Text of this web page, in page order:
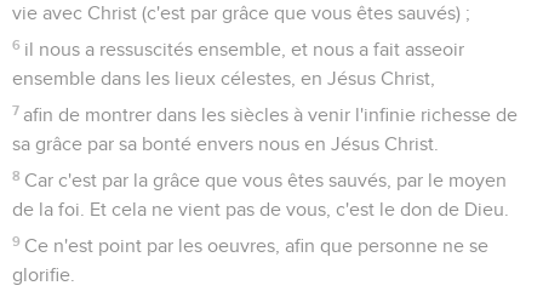
vie avec Christ (c'est par grâce que vous êtes sauvés) ;
6 il nous a ressuscités ensemble, et nous a fait asseoir
ensemble dans les lieux célestes, en Jésus Christ,
7 afin de montrer dans les siècles à venir l'infinie richesse de
sa grâce par sa bonté envers nous en Jésus Christ.
8 Car c'est par la grâce que vous êtes sauvés, par le moyen
de la foi. Et cela ne vient pas de vous, c'est le don de Dieu.
9 Ce n'est point par les oeuvres, afin que personne ne se
glorifie.